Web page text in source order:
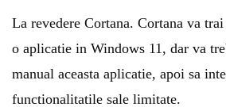
La revedere Cortana. Cortana va
o aplicatie in Windows 11, dar va
manual aceasta aplicatie, apoi sa
functionalitatile sale limitate.